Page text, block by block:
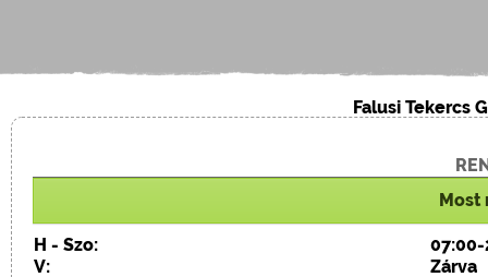
Falusi Tekercs
Most
H - Szo:
07:00-
V:
Zárva